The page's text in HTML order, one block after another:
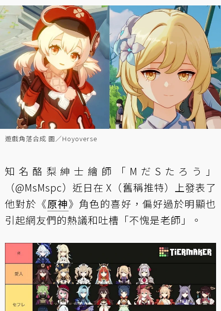
遊戲角落合成 圖／Hoyoverse
知名酪梨紳士繪師「MだSたろう」
（@MsMspc）近日在 X（舊稱推特）上發表了
他對於《原神》角色的喜好，偏好過於明顯也
引起網友們的熱議和吐槽「不愧是老師」。